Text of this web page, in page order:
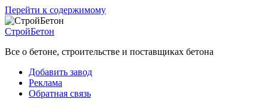
Перейти к содержимому
СтройБетон
Все о бетоне, строительстве и поставщиках бетона
Добавить завод
Реклама
Обратная связь